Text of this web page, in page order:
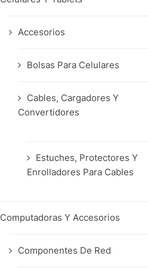
Accesorios
Bolsas Para Celulares
Cables, Cargadores Y
Convertidores
Estuches, Protectores Y
Enrolladores Para Cables
Computadoras Y Accesorios
Componentes De Red